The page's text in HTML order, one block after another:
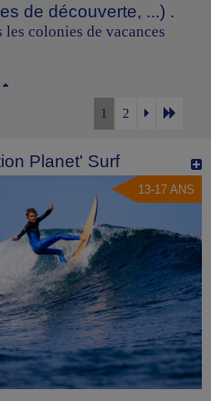
de découverte, ...) .
colonies de vacances
1 2
Planet' Surf
13-17 ANS